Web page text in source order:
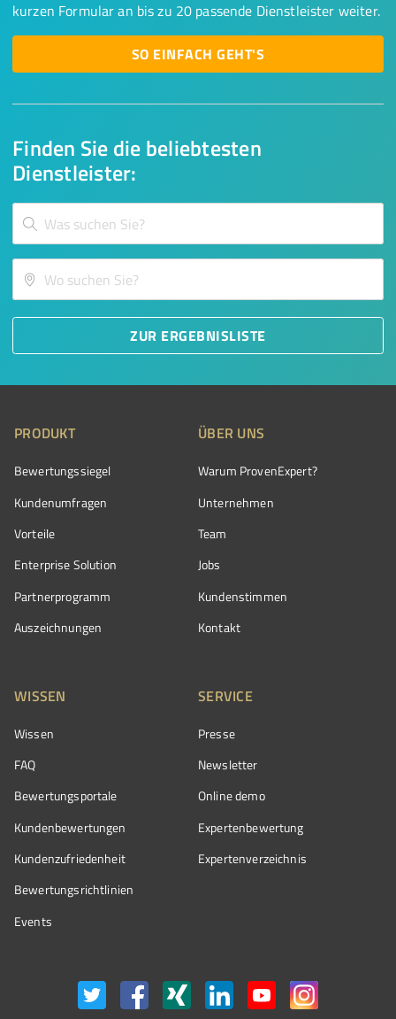
Finden Sie die beliebtesten
Dienstleister:
ZUR ERGEBNISLISTE
kurzen Formular an bis zu 20 passende Dienstleister weiter.
SO EINFACH GEHT'S
PRODUKT
Bewertungssiegel
Kundenumfragen
Vorteile
Enterprise Solution
Partnerprogramm
Auszeichnungen
ÜBER UNS
Warum ProvenExpert?
Unternehmen
Team
Jobs
Kundenstimmen
Kontakt
WISSEN
Wissen
FAQ
Bewertungsportale
Kundenbewertungen
Kundenzufriedenheit
Bewertungs­richtlinien
Events
SERVICE
Presse
Newsletter
Online demo
Expertenbewertung
Expertenverzeichnis